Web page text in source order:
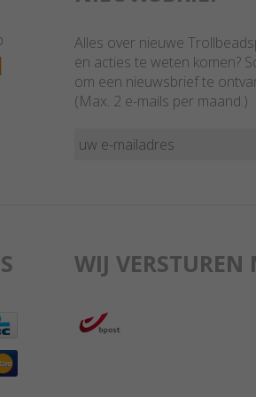
Alles over nieuwe
en acties te weten komen?
om een nieuwsbrief te
(Max. 2 e-mails per maand.)
WIJ VERSTUREN